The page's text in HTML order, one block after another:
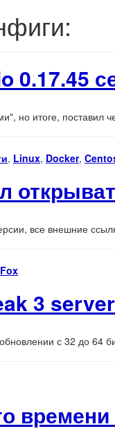
0.17.45
но итоге, поставил
, Linux, Docker,
все внешние
3
с 32 до 64